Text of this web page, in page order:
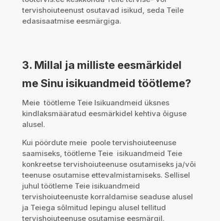
tervishoiuteenust osutavad isikud, seda Teile
edasisaatmise eesmärgiga.
3. Millal ja milliste eesmärkidel
me Sinu isikuandmeid töötleme?
Meie töötleme Teie Isikuandmeid üksnes
kindlaksmääratud eesmärkidel kehtiva õiguse
alusel.
Kui pöördute meie poole tervishoiuteenuse
saamiseks, töötleme Teie isikuandmeid Teie
konkreetse tervishoiuteenuse osutamiseks ja/või
teenuse osutamise ettevalmistamiseks. Sellisel
juhul töötleme Teie isikuandmeid
tervishoiuteenuste korraldamise seaduse alusel
ja Teiega sõlmitud lepingu alusel tellitud
tervishoiuteenuse osutamise eesmärgil.